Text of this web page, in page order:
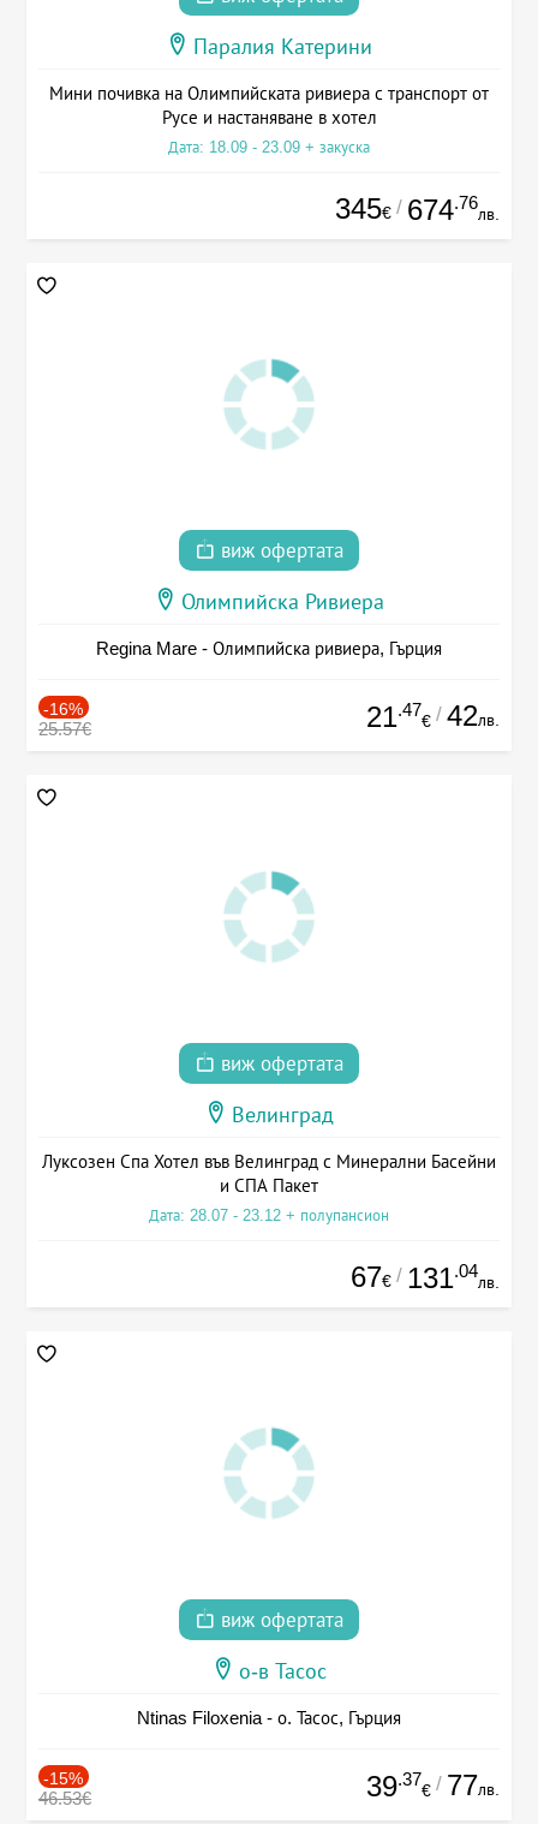
Паралия Катерини
Мини почивка на Олимпийската ривиера с транспорт от
Русе и настаняване в хотел
Дата: 18.09 - 23.09 + закуска
345€ / 674.76
лв.
виж офертата
Олимпийска Ривиера
Regina Mare - Олимпийска ривиера, Гърция
-16%
25.57€ 21.47
€ / 42лв.
виж офертата
Велинград
Луксозен Спа Хотел във Велинград с Минерални Басейни
и СПА Пакет
Дата: 28.07 - 23.12 + полупансион
67€ / 131.04
лв.
виж офертата
о-в Тасос
Ntinas Filoxenia - о. Тасос, Гърция
-15%
46.53€ 39.37
€ / 77лв.